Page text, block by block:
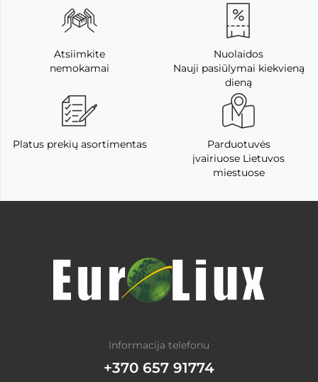
Atsiimkite
nemokamai
Nuolaidos
Nauji pasiūlymai kiekvieną
dieną
Platus prekių asortimentas
Parduotuvės
įvairiuose Lietuvos
miestuose
Informacija telefonu
+370 657 91774